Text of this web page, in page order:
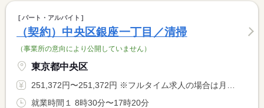
パート・アルバイト
（契約）中央区銀座一丁目／清掃
（事業所の意向により公開していません）
東京都中央区
251,372円〜251,372円 ※フルタイム求人の場合は月額（換算額）、パート求人の場合は時間額を表示しています。
就業時間１ 8時30分〜17時20分